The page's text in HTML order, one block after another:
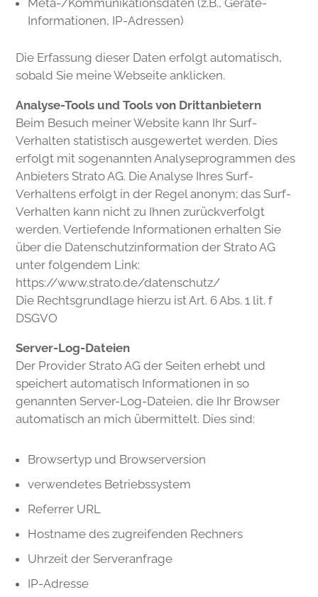
Meta-/Kommunikationsdaten (z.B., Geräte-
Informationen, IP-Adressen)
Die Erfassung dieser Daten erfolgt automatisch,
sobald Sie meine Webseite anklicken.
Analyse-Tools und Tools von Drittanbietern
Beim Besuch meiner Website kann Ihr Surf-
Verhalten statistisch ausgewertet werden. Dies
erfolgt mit sogenannten Analyseprogrammen des
Anbieters Strato AG. Die Analyse Ihres Surf-
Verhaltens erfolgt in der Regel anonym; das Surf-
Verhalten kann nicht zu Ihnen zurückverfolgt
werden. Vertiefende Informationen erhalten Sie
über die Datenschutzinformation der Strato AG
unter folgendem Link:
https://www.strato.de/datenschutz/
Die Rechtsgrundlage hierzu ist Art. 6 Abs. 1 lit. f
DSGVO
Server-Log-Dateien
Der Provider Strato AG der Seiten erhebt und
speichert automatisch Informationen in so
genannten Server-Log-Dateien, die Ihr Browser
automatisch an mich übermittelt. Dies sind:
Browsertyp und Browserversion
verwendetes Betriebssystem
Referrer URL
Hostname des zugreifenden Rechners
Uhrzeit der Serveranfrage
IP-Adresse